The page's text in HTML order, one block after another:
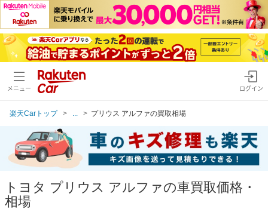
メニュー ログイン
楽天Carトップ プリウス アルファの買取相場
トヨタ プリウス アルファの車買取価格・
相場